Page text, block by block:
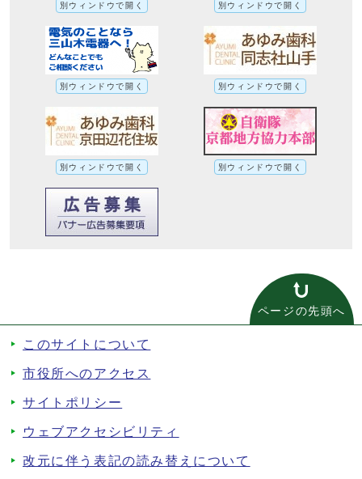
別ウィンドウで開く 別ウィンドウで開く
別ウィンドウで開く 別ウィンドウで開く
別ウィンドウで開く 別ウィンドウで開く
ページの先頭へ
このサイトについて
市役所へのアクセス
サイトポリシー
ウェブアクセシビリティ
改元に伴う表記の読み替えについて